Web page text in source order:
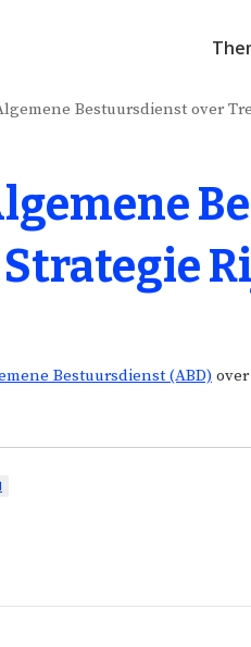
Bestuursdienst over
Bestuursdienst (ABD)